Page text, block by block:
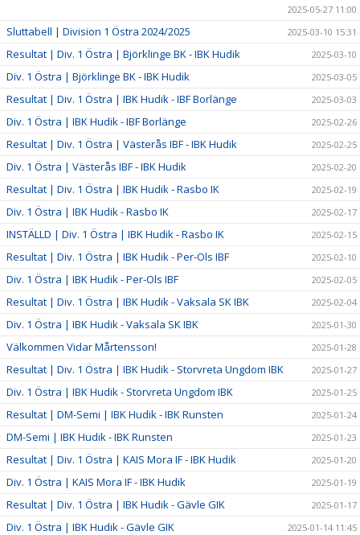
2025-05-27 11:00
Sluttabell | Division 1 Östra 2024/2025 2025-03-10 15:31
Resultat | Div. 1 Östra | Björklinge BK - IBK Hudik 2025-03-10
Div. 1 Östra | Björklinge BK - IBK Hudik 2025-03-05
Resultat | Div. 1 Östra | IBK Hudik - IBF Borlänge 2025-03-03
Div. 1 Östra | IBK Hudik - IBF Borlänge 2025-02-26
Resultat | Div. 1 Östra | Västerås IBF - IBK Hudik 2025-02-25
Div. 1 Östra | Västerås IBF - IBK Hudik 2025-02-20
Resultat | Div. 1 Östra | IBK Hudik - Rasbo IK 2025-02-19
Div. 1 Östra | IBK Hudik - Rasbo IK 2025-02-17
INSTÄLLD | Div. 1 Östra | IBK Hudik - Rasbo IK 2025-02-15
Resultat | Div. 1 Östra | IBK Hudik - Per-Ols IBF 2025-02-10
Div. 1 Östra | IBK Hudik - Per-Ols IBF 2025-02-05
Resultat | Div. 1 Östra | IBK Hudik - Vaksala SK IBK 2025-02-04
Div. 1 Östra | IBK Hudik - Vaksala SK IBK 2025-01-30
Välkommen Vidar Mårtensson! 2025-01-28
Resultat | Div. 1 Östra | IBK Hudik - Storvreta Ungdom IBK 2025-01-27
Div. 1 Östra | IBK Hudik - Storvreta Ungdom IBK 2025-01-25
Resultat | DM-Semi | IBK Hudik - IBK Runsten 2025-01-24
DM-Semi | IBK Hudik - IBK Runsten 2025-01-23
Resultat | Div. 1 Östra | KAIS Mora IF - IBK Hudik 2025-01-20
Div. 1 Östra | KAIS Mora IF - IBK Hudik 2025-01-19
Resultat | Div. 1 Östra | IBK Hudik - Gävle GIK 2025-01-17
Div. 1 Östra | IBK Hudik - Gävle GIK 2025-01-14 11:45